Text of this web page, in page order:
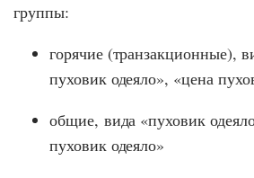
группы:
горячие (транзакционные),
пуховик одеяло», «цена
общие, вида «пуховик
пуховик одеяло»